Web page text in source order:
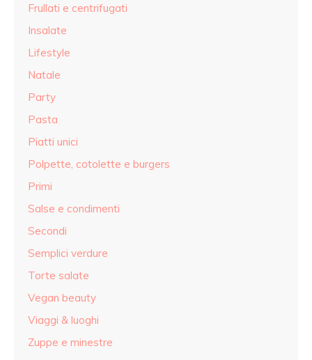
Frullati e centrifugati
Insalate
Lifestyle
Natale
Party
Pasta
Piatti unici
Polpette, cotolette e burgers
Primi
Salse e condimenti
Secondi
Semplici verdure
Torte salate
Vegan beauty
Viaggi & luoghi
Zuppe e minestre